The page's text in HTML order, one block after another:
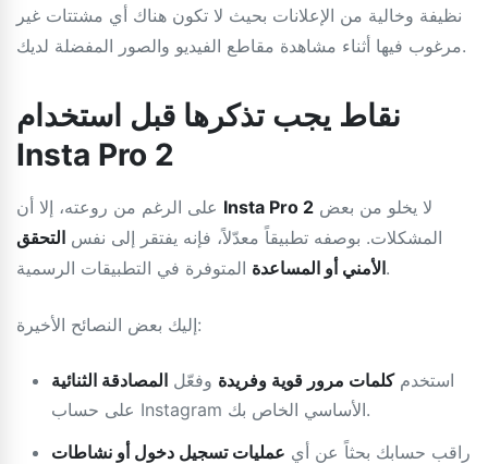
نظيفة وخالية من الإعلانات بحيث لا تكون هناك أي مشتتات غير
مرغوب فيها أثناء مشاهدة مقاطع الفيديو والصور المفضلة لديك.
نقاط يجب تذكرها قبل استخدام
Insta Pro 2
Insta Pro 2
المشكلات. بوصفه تطبيقاً معدّلاً، فإنه يفتقر إلى نفس التحقق
الأمني أو المساعدةالمتوفرة في التطبيقات الرسمية.
إليك بعض النصائح الأخيرة:
استخدمكلمات مرور قوية وفريدة وفعّل المصادقة الثنائية
على حساب Instagram الأساسي الخاص بك.
راقب حسابك بحثاً عن أي عمليات تسجيل دخول أو نشاطات